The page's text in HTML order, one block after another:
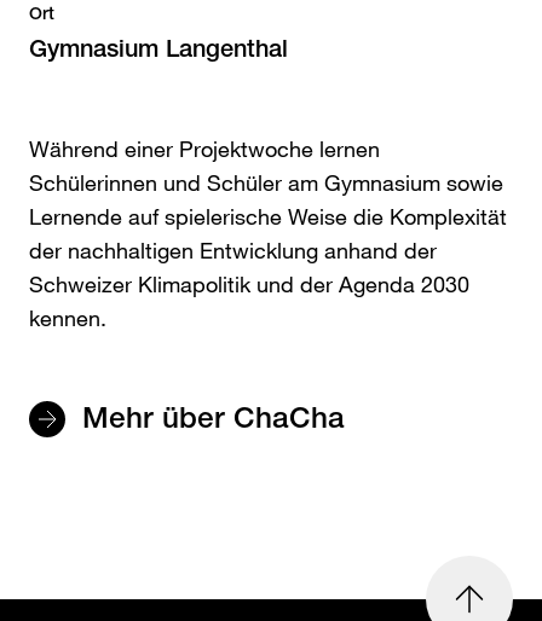
Ort
Gymnasium Langenthal
Während einer Projektwoche lernen
Schülerinnen und Schüler am Gymnasium sowie
Lernende auf spielerische Weise die Komplexität
der nachhaltigen Entwicklung anhand der
Schweizer Klimapolitik und der Agenda 2030
kennen.
Mehr über ChaCha
oben